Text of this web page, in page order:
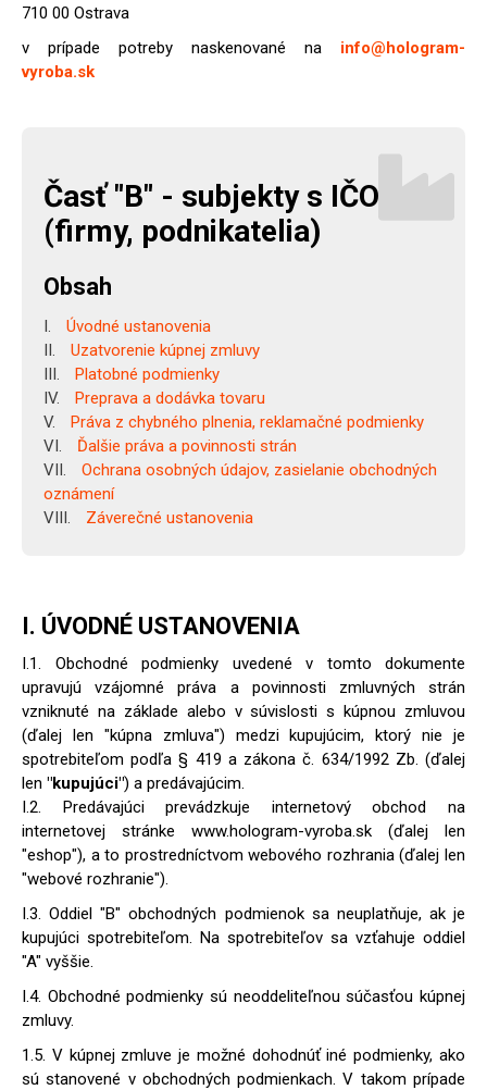
710 00 Ostrava
v prípade potreby naskenované na info@hologram-
vyroba.sk
Časť "B" - subjekty s IČO
(firmy, podnikatelia)
Obsah
Úvodné ustanovenia
Uzatvorenie kúpnej zmluvy
Platobné podmienky
Preprava a dodávka tovaru
Práva z chybného plnenia, reklamačné podmienky
Ďalšie práva a povinnosti strán
Ochrana osobných údajov, zasielanie obchodných
oznámení
Záverečné ustanovenia
I. ÚVODNÉ USTANOVENIA
I.1. Obchodné podmienky uvedené v tomto dokumente
upravujú vzájomné práva a povinnosti zmluvných strán
vzniknuté na základe alebo v súvislosti s kúpnou zmluvou
(ďalej len "kúpna zmluva") medzi kupujúcim, ktorý nie je
spotrebiteľom podľa § 419 a zákona č. 634/1992 Zb. (ďalej
len "kupujúci") a predávajúcim.
I.2. Predávajúci prevádzkuje internetový obchod na
internetovej stránke www.hologram-vyroba.sk (ďalej len
"eshop"), a to prostredníctvom webového rozhrania (ďalej len
"webové rozhranie").
I.3. Oddiel "B" obchodných podmienok sa neuplatňuje, ak je
kupujúci spotrebiteľom. Na spotrebiteľov sa vzťahuje oddiel
"A" vyššie.
I.4. Obchodné podmienky sú neoddeliteľnou súčasťou kúpnej
zmluvy.
1.5. V kúpnej zmluve je možné dohodnúť iné podmienky, ako
sú stanovené v obchodných podmienkach. V takom prípade